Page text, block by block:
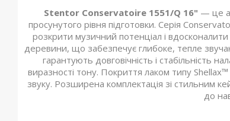
Stentor Conservatoire 1551/Q 16" — це
просунутого рівня підготовки. Серія
розкрити музичний потенціал і
деревини, що забезпечує глибоке, тепле
гарантують довговічність і стабільність
виразності тону. Покриття лаком типу
звуку. Розширена комплектація зі стильним
до